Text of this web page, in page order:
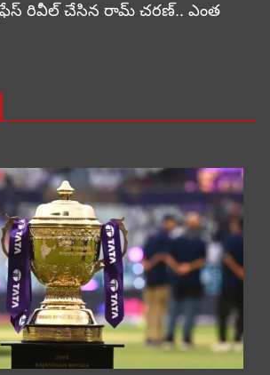
ఫేస్ రివీల్ చేసిన రామ్ చరణ్.. ఎంత